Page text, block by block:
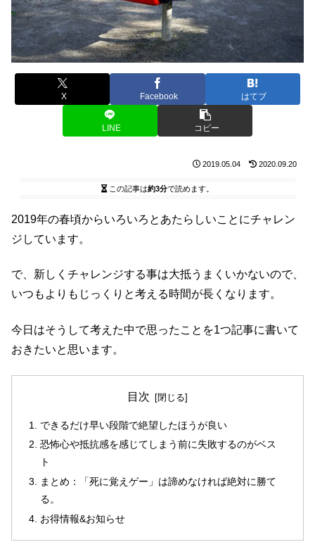
X Facebook はてブ
LINE コピー
2019.05.04 2020.09.20
この記事は約3分で読めます。
2019年の春頃からいろいろとあたらしいことにチャレン
ジしています。
で、新しくチャレンジする事は大抵うまくいかないので、
いつもよりもじっくりと考える時間が長くなります。
今日はそうして考えた中で思ったことを1つ記事に書いて
おきたいと思います。
目次
できるだけ早い段階で絶望したほうが良い
恐怖心や抵抗感を感じてしまう前に失敗するのがベス
ト
まとめ：「死に覚えゲー」は諦めなければ絶対に勝て
る。
お得情報&お知らせ